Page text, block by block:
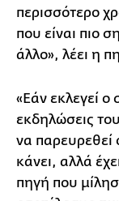
περισσότερο
που είναι πιο
άλλο», λέει η
«Εάν εκλεγεί ο
εκδηλώσεις
να παρευρεθεί
κάνει, αλλά
πηγή που